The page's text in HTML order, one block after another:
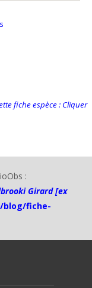
fiche espèce : Cliquer
:
Girard [ex
fiche-